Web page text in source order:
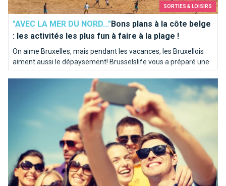
SORTIES & LOISIRS
"AVEC LA MER DU NORD..." Bons plans à la côte belge
: les activités les plus fun à faire à la plage !
On aime Bruxelles, mais pendant les vacances, les Bruxellois
aiment aussi le dépaysement! Brusselslife vous a préparé une
sélection d'activités pour ne pas vous ennuyer à la Côte (même
si il venait à pleuvoir, restons réalistes)...
Les activités hors du commun à Bruxelles